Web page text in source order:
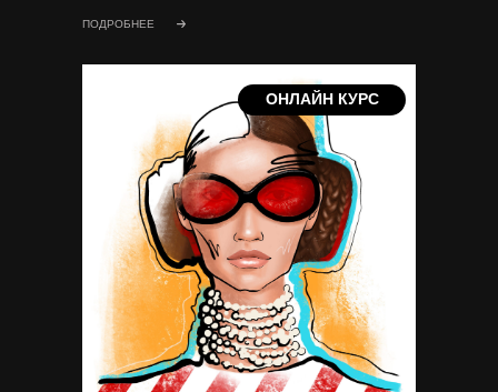
ПОДРОБНЕЕ
ОНЛАЙН КУРС